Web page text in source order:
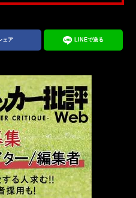
ェア LINEで送る